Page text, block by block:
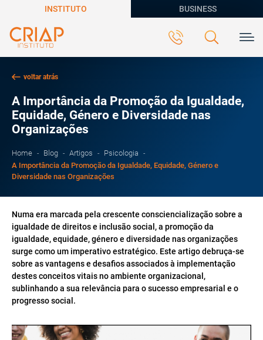
INSTITUTO BUSINESS
voltar atrás
A Importância da Promoção da Igualdade,
Equidade, Género e Diversidade nas
Organizações
Home Blog Artigos
Psicologia
A Importância da Promoção da Igualdade, Equidade, Género e
Diversidade nas Organizações
Numa era marcada pela crescente consciencialização sobre a
igualdade de direitos e inclusão social, a promoção da
igualdade, equidade, género e diversidade nas organizações
surge como um imperativo estratégico. Este artigo debruça-se
sobre as vantagens e desafios associados à implementação
destes conceitos vitais no ambiente organizacional,
sublinhando a sua relevância para o sucesso empresarial e o
progresso social.